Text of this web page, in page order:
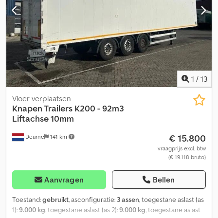
1 / 13
Deurne 141 km
Vloer verplaatsen
Knapen Trailers K200 - 92m3
Liftachse 10mm
€ 15.800
vraagprijs excl. btw
(€ 19.118 bruto)
Aanvragen Bellen
Toestand:gebruikt, asconfiguratie: 3 assen, toegestane aslast (as
1):9.000 kg, toegestane aslast (as 2):9.000 kg, toegestane aslast